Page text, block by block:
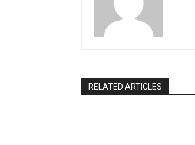
RELATED ARTICLES